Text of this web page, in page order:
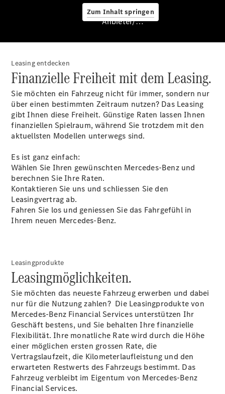
Zum Inhalt springen
Services
Übersicht
Van-Service
Pannenhilfe
und
Kundensupport
Mobilitätslösungen
Original-
Teile
Mercedes-
Benz
QualityService
Digitale
Extras
Servicetermin
buchen
Anbieter/Datenschutz
Leasing entdecken
Finanzielle Freiheit mit dem Leasing.
Sie möchten ein Fahrzeug nicht für immer, sondern nur
über einen bestimmten Zeitraum nutzen? Das Leasing
gibt Ihnen diese Freiheit. Günstige Raten lassen Ihnen
finanziellen Spielraum, während Sie trotzdem mit den
aktuellsten Modellen unterwegs sind.
Es ist ganz einfach:
Wählen Sie Ihren gewünschten Mercedes-Benz und
berechnen Sie Ihre Raten.
Kontaktieren Sie uns und schliessen Sie den
Leasingvertrag ab.
Fahren Sie los und geniessen Sie das Fahrgefühl in
Ihrem neuen Mercedes-Benz.
Leasingprodukte
Leasingmöglichkeiten.
Sie möchten das neueste Fahrzeug erwerben und dabei
nur für die Nutzung zahlen? Die Leasingprodukte von
Mercedes-Benz Financial Services unterstützen Ihr
Geschäft bestens, und Sie behalten Ihre finanzielle
Flexibilität. Ihre monatliche Rate wird durch die Höhe
einer möglichen ersten grossen Rate, die
Vertragslaufzeit, die Kilometerlaufleistung und den
erwarteten Restwerts des Fahrzeugs bestimmt. Das
Fahrzeug verbleibt im Eigentum von Mercedes-Benz
Financial Services.